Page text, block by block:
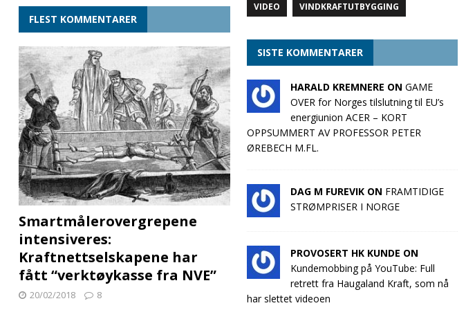
FLEST KOMMENTARER
Smartmålerovergrepene
intensiveres:
Kraftnettselskapene har
fått “verktøykasse fra NVE”
20/02/2018 8
VIDEO VINDKRAFTUTBYGGING
SISTE KOMMENTARER
HARALD KREMNERE ON GAME
OVER for Norges tilslutning til EU’s
energiunion ACER – KORT
OPPSUMMERT AV PROFESSOR PETER
ØREBECH M.FL.
DAG M FUREVIK ON FRAMTIDIGE
STRØMPRISER I NORGE
PROVOSERT HK KUNDE ON
Kundemobbing på YouTube: Full
retrett fra Haugaland Kraft, som nå
har slettet videoen